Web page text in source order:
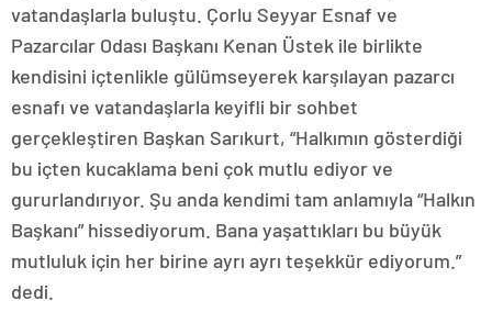
vatandaşlarla buluştu. Çorlu Seyyar Esnaf ve
Pazarcılar Odası Başkanı Kenan Üstek ile birlikte
kendisini içtenlikle gülümseyerek karşılayan pazarcı
esnafı ve vatandaşlarla keyifli bir sohbet
gerçekleştiren Başkan Sarıkurt, “Halkımın gösterdiği
bu içten kucaklama beni çok mutlu ediyor ve
gururlandırıyor. Şu anda kendimi tam anlamıyla “Halkın
Başkanı” hissediyorum. Bana yaşattıkları bu büyük
mutluluk için her birine ayrı ayrı teşekkür ediyorum.”
dedi.